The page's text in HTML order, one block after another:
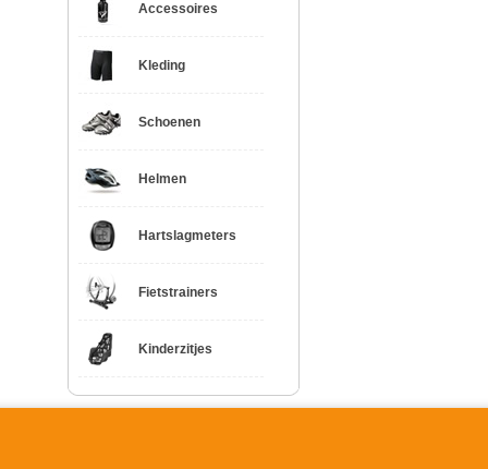
Accessoires
Kleding
Schoenen
Helmen
Hartslagmeters
Fietstrainers
Kinderzitjes